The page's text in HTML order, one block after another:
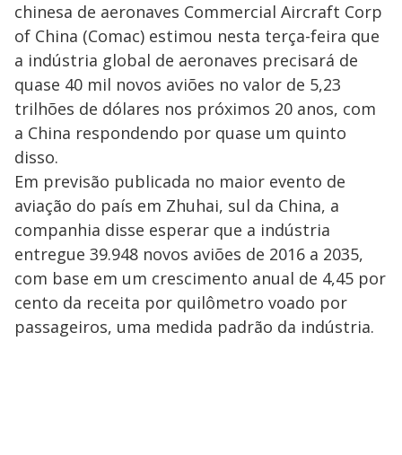
chinesa de aeronaves Commercial Aircraft Corp
of China (Comac) estimou nesta terça-feira que
a indústria global de aeronaves precisará de
quase 40 mil novos aviões no valor de 5,23
trilhões de dólares nos próximos 20 anos, com
a China respondendo por quase um quinto
disso.
Em previsão publicada no maior evento de
aviação do país em Zhuhai, sul da China, a
companhia disse esperar que a indústria
entregue 39.948 novos aviões de 2016 a 2035,
com base em um crescimento anual de 4,45 por
cento da receita por quilômetro voado por
passageiros, uma medida padrão da indústria.